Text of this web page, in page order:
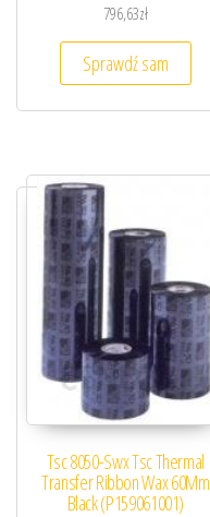
796,63zł
Sprawdź sam
Tsc 8050-Swx Tsc Thermal
Transfer Ribbon Wax 60Mm
Black (P159061001)